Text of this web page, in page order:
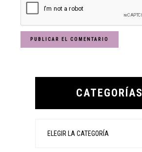
Primary
CATEGORÍAS